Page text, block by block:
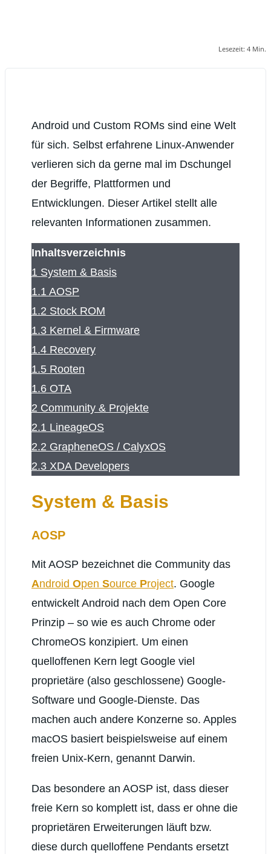
Lesezeit: 4 Min.
Android und Custom ROMs sind eine Welt
für sich. Selbst erfahrene Linux-Anwender
verlieren sich da gerne mal im Dschungel
der Begriffe, Plattformen und
Entwicklungen. Dieser Artikel stellt alle
relevanten Informationen zusammen.
Inhaltsverzeichnis
1 System & Basis
1.1 AOSP
1.2 Stock ROM
1.3 Kernel & Firmware
1.4 Recovery
1.5 Rooten
1.6 OTA
2 Community & Projekte
2.1 LineageOS
2.2 GrapheneOS / CalyxOS
2.3 XDA Developers
System & Basis
AOSP
Mit AOSP bezeichnet die Community das
Android Open Source Project. Google
entwickelt Android nach dem Open Core
Prinzip – so wie es auch Chrome oder
ChromeOS konzipiert. Um einen
quelloffenen Kern legt Google viel
proprietäre (also geschlossene) Google-
Software und Google-Dienste. Das
machen auch andere Konzerne so. Apples
macOS basiert beispielsweise auf einem
freien Unix-Kern, genannt Darwin.
Das besondere an AOSP ist, dass dieser
freie Kern so komplett ist, dass er ohne die
proprietären Erweiterungen läuft bzw.
diese durch quelloffene Pendants ersetzt